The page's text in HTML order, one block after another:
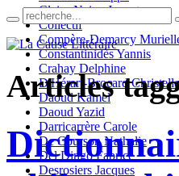
Claire-Neige Jaunet
Collectif
Compère-Demarcy
Constantinidès Yannis
Crahay Delphine
D'Hérart-Brocard Christelle
Daoud Kamel
Daoud Yazid
Darricarrère Carole
De Courson Nathalie
Del Dingo Fabrice
Desrosiers Jacques
Articles